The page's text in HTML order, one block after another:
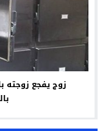
زوج يفجع زوجته